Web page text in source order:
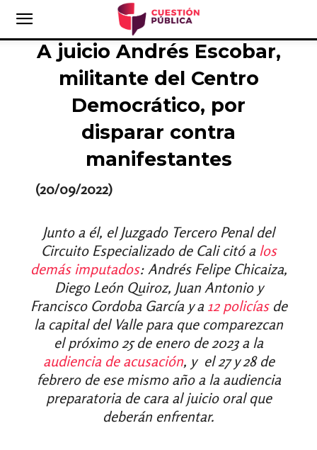
A juicio Andrés Escobar,
militante del Centro
Democrático, por
disparar contra
manifestantes
(20/09/2022)
Junto a él, el Juzgado Tercero Penal del
Circuito Especializado de Cali citó a los
demás imputados: Andrés Felipe Chicaiza,
Diego León Quiroz, Juan Antonio y
Francisco Cordoba García y a 12 policíasde
la capital del Valle para que comparezcan
el próximo 25 de enero de 2023 a la
audiencia de acusación, y el 27 y 28 de
febrero de ese mismo año a la audiencia
preparatoria de cara al juicio oral que
deberán enfrentar.